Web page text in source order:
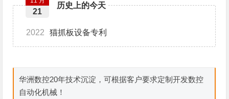
历史上的今天
21
2022 猫抓板设备专利
华洲数控20年技术沉淀，可根据客户要求定制开发数控
自动化机械！